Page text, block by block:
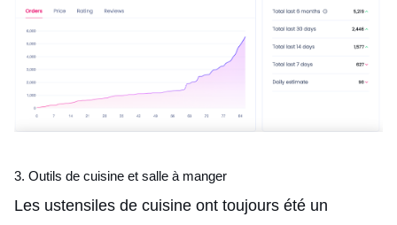
3. Outils de cuisine et salle à manger
Les ustensiles de cuisine ont toujours été un